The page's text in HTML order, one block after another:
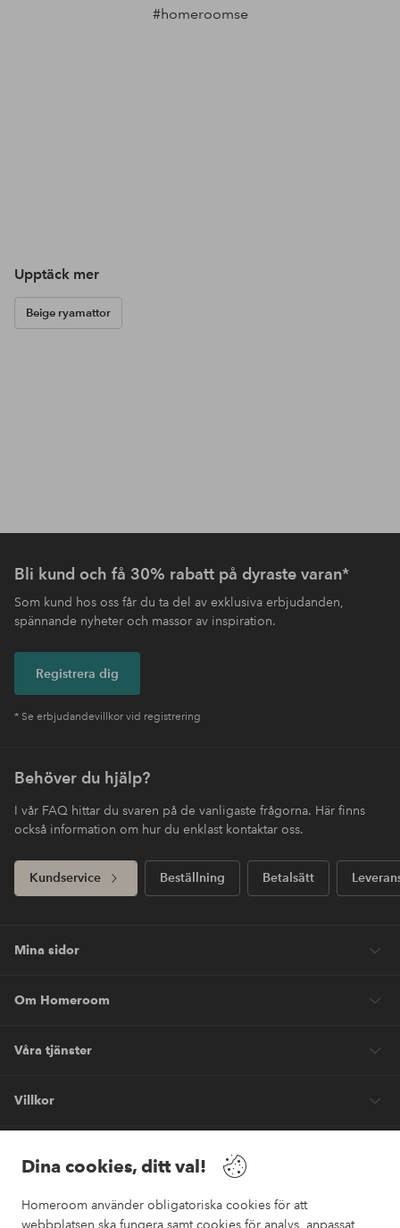
Dina cookies, ditt val!
Homeroom använder obligatoriska cookies för att
webbplatsen ska fungera samt cookies för analys, anpassat
#homeroomse
Upptäck mer
Beige ryamattor
Bli kund och få 30% rabatt på dyraste varan*
Som kund hos oss får du ta del av exklusiva erbjudanden,
spännande nyheter och massor av inspiration.
Registrera dig
* Se erbjudandevillkor vid registrering
Behöver du hjälp?
I vår FAQ hittar du svaren på de vanligaste frågorna. Här finns
också information om hur du enklast kontaktar oss.
Kundservice Beställning Betalsätt
Mina sidor
Om Homeroom
Våra tjänster
Villkor